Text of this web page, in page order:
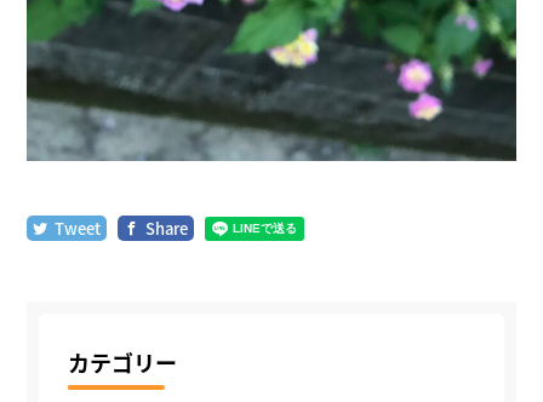
Tweet Share
カテゴリー